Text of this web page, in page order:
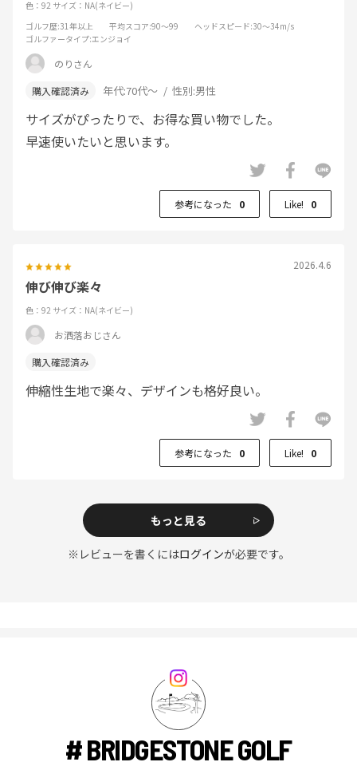
色：92 サイズ：NA(ネイビー)
ゴルフ歴:31年以上 平均スコア:90～99 ヘッドスピード:30～34m/s
ゴルファータイプ:エンジョイ
のりさん
年代:70代～ 性別:男性
サイズがぴったりで、お得な買い物でした。
早速使いたいと思います。
参考になった 0 Like! 0
2026.4.6
伸び伸び楽々
色：92 サイズ：NA(ネイビー)
お洒落おじさん
伸縮性生地で楽々、デザインも格好良い。
参考になった 0 Like! 0
もっと見る
※レビューを書くにはログインが必要です。
# BRIDGESTONE GOLF